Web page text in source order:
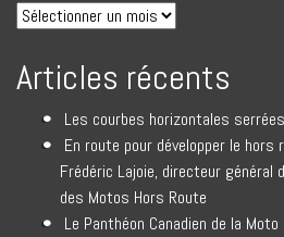
Articles récents
Les courbes horizontales serrées
En route pour développer le hors
Frédéric Lajoie, directeur général
des Motos Hors Route
Le Panthéon Canadien de la